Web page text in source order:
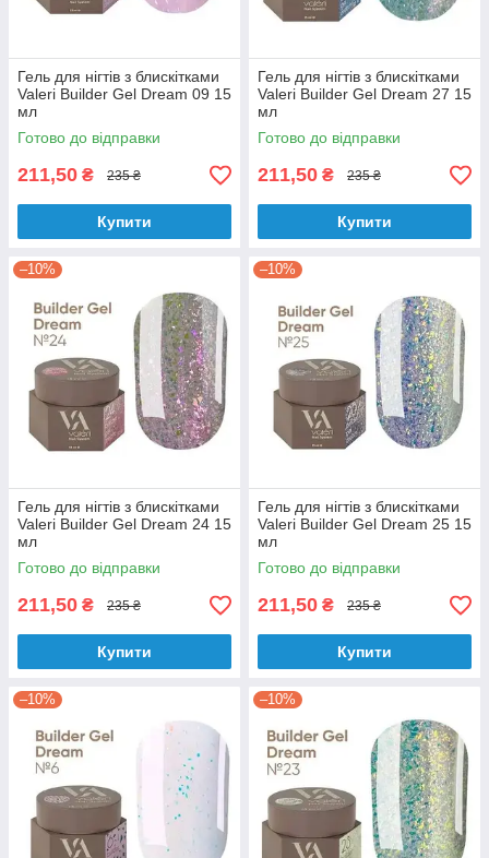
Гель для нігтів з блискітками
Valeri Builder Gel Dream 09 15
мл
Готово до відправки
211,50 ₴ 235 ₴
Купити
Гель для нігтів з блискітками
Valeri Builder Gel Dream 27 15
мл
Готово до відправки
211,50 ₴ 235 ₴
Купити
–10%
Гель для нігтів з блискітками
Valeri Builder Gel Dream 24 15
мл
Готово до відправки
211,50 ₴ 235 ₴
Купити
–10%
Гель для нігтів з блискітками
Valeri Builder Gel Dream 25 15
мл
Готово до відправки
211,50 ₴ 235 ₴
Купити
–10% –10%